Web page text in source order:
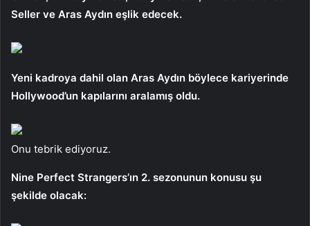
Seller ve Aras Aydın eşlik edecek.
Yeni kadroya dahil olan Aras Aydın böylece kariyerinde
Hollywood’un kapılarını aralamış oldu.
Onu tebrik ediyoruz.
Nine Perfect Strangers’ın 2. sezonunun konusu şu
şekilde olacak: